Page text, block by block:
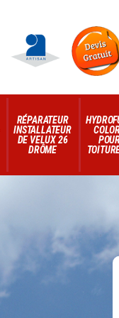
RÉPARATEUR
INSTALLATEUR
DE VELUX 26
DRÔME